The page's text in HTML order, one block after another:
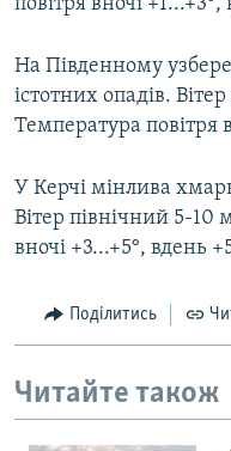
повітря вночі +1...+3°,
На Південному
істотних опадів.
Температура повітря
У Керчі мінлива
Вітер північний 5-10
вночі +3...+5°, вдень
Поділитись
Читайте також